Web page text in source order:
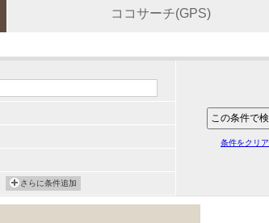
ココサーチ(GPS)
さらに条件追加
条件をクリア